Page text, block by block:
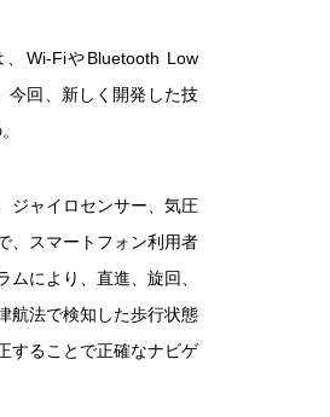
Wi-FiやBluetooth Low
今回、新しく開発した技
ジャイロセンサー、気圧
、スマートフォン利用者
により、直進、旋回、
航法で検知した歩行状態
することで正確なナビゲ